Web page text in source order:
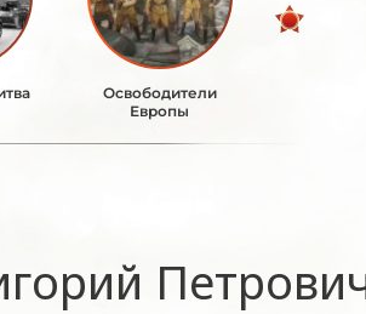
Освободители
Европы